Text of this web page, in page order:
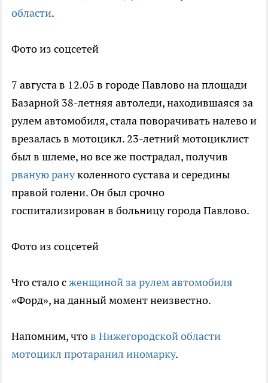
области.
Фото из соцсетей
7 августа в 12.05 в городе Павлово на площади
Базарной 38-летняя автоледи, находившаяся за
рулем автомобиля, стала поворачивать налево и
врезалась в мотоцикл. 23-летний мотоциклист
был в шлеме, но все же пострадал, получив
рваную рануколенного сустава и середины
правой голени. Он был срочно
госпитализирован в больницу города Павлово.
Фото из соцсетей
Что стало сженщиной за рулем автомобиля
«Форд», на данный момент неизвестно.
Напомним, чтов Нижегородской области
мотоцикл протаранил иномарку.